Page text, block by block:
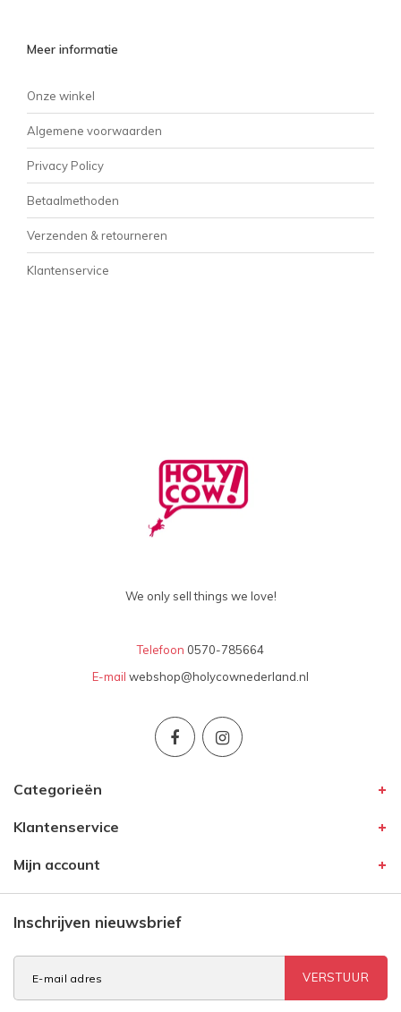
Meer informatie
Onze winkel
Algemene voorwaarden
Privacy Policy
Betaalmethoden
Verzenden & retourneren
Klantenservice
We only sell things we love!
Telefoon 0570-785664
E-mail webshop@holycownederland.nl
Categorieën
Klantenservice
Mijn account
Inschrijven nieuwsbrief
VERSTUUR